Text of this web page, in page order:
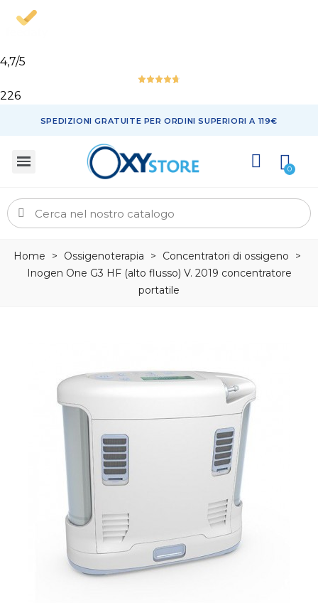
4,7/5
226
SPEDIZIONI GRATUITE PER ORDINI SUPERIORI A 119€
Home > Ossigenoterapia > Concentratori di ossigeno
>
Inogen One G3 HF (alto flusso) V. 2019 concentratore
portatile